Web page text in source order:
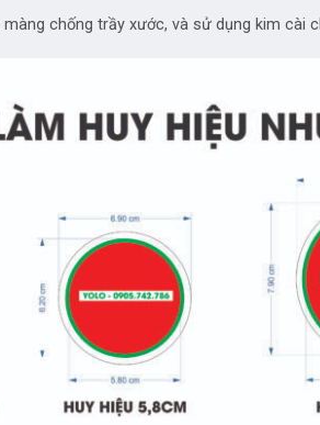
chống trầy xước, và sử dụng kim cài